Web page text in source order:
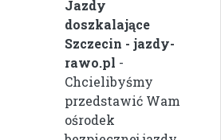
Jazdy
doszkalające
Szczecin - jazdy-
rawo.pl -
Chcielibyśmy
przedstawić Wam
ośrodek